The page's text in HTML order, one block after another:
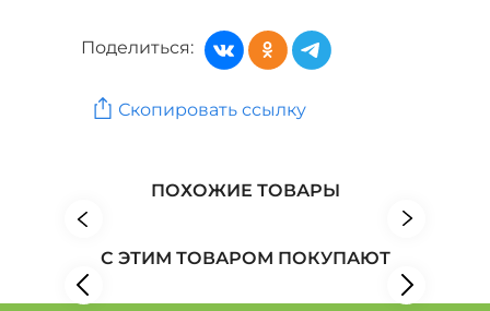
Постельное белье, полотенца: Бренд KARVEN
Поделиться:
Скопировать ссылку
ПОХОЖИЕ ТОВАРЫ
С ЭТИМ ТОВАРОМ ПОКУПАЮТ